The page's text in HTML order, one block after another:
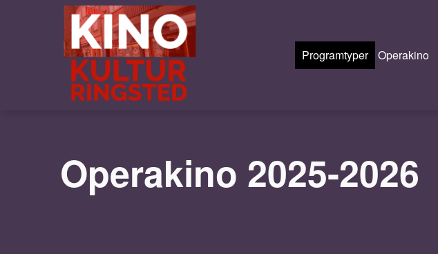
Programtyper Operakino
Operakino 2025-2026